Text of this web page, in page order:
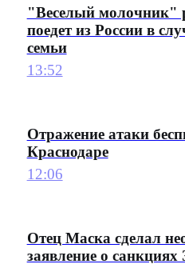
"Веселый молочник"
поедет из России в
семьи
13:52
Отражение атаки
Краснодаре
12:06
Отец Маска сделал
заявление о санкциях